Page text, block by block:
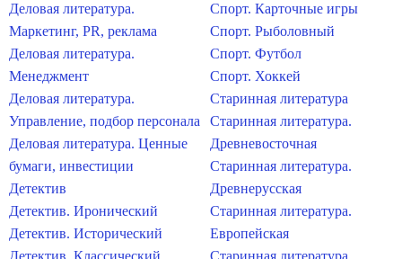
Деловая литература.
Маркетинг, PR, реклама
Деловая литература.
Менеджмент
Деловая литература.
Управление, подбор персонала
Деловая литература. Ценные
бумаги, инвестиции
Детектив
Детектив. Иронический
Детектив. Исторический
Детектив. Классический
Спорт. Карточные игры
Спорт. Рыболовный
Спорт. Футбол
Спорт. Хоккей
Старинная литература
Старинная литература.
Древневосточная
Старинная литература.
Древнерусская
Старинная литература.
Европейская
Старинная литература.